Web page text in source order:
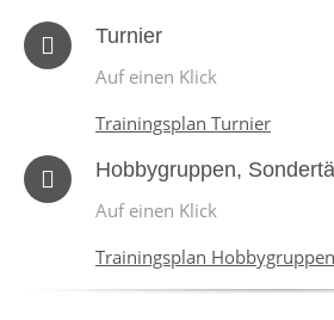
Turnier
Auf einen Klick
Trainingsplan Turnier
Hobbygruppen,
Auf einen Klick
Trainingsplan